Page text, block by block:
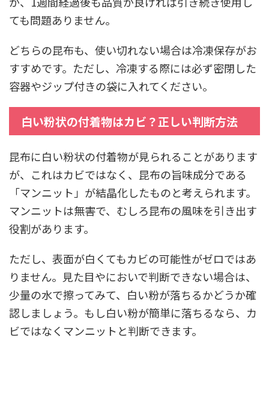
ても問題ありません。
どちらの昆布も、使い切れない場合は冷凍保存がお
すすめです。ただし、冷凍する際には必ず密閉した
容器やジップ付きの袋に入れてください。
白い粉状の付着物はカビ？正しい判断方法
昆布に白い粉状の付着物が見られることがあります
が、これはカビではなく、昆布の旨味成分である
「マンニット」が結晶化したものと考えられます。
マンニットは無害で、むしろ昆布の風味を引き出す
役割があります。
ただし、表面が白くてもカビの可能性がゼロではあ
りません。見た目やにおいで判断できない場合は、
少量の水で擦ってみて、白い粉が落ちるかどうか確
認しましょう。もし白い粉が簡単に落ちるなら、カ
ビではなくマンニットと判断できます。